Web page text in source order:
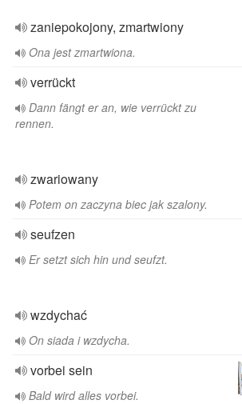
zaniepokojony, zmartwiony
Ona jest zmartwiona.
verrückt
Dann fängt er an, wie verrückt zu
rennen.
zwariowany
Potem on zaczyna biec jak szalony.
seufzen
Er setzt sich hin und seufzt.
wzdychać
On siada i wzdycha.
vorbei sein
Bald wird alles vorbei.